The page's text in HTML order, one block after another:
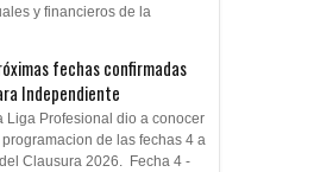
y financieros de la
fechas confirmadas
Independiente
Liga Profesional dio a conocer
programacion de las fechas 4 a
Clausura 2026. Fecha 4 -